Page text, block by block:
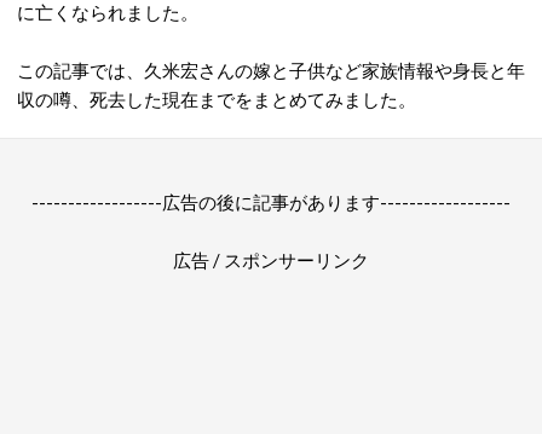
に亡くなられました。
この記事では、久米宏さんの嫁と子供など家族情報や身長と年
収の噂、死去した現在までをまとめてみました。
------------------広告の後に記事があります------------------
広告 / スポンサーリンク